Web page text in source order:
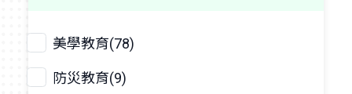
美學教育(78)
防災教育(9)